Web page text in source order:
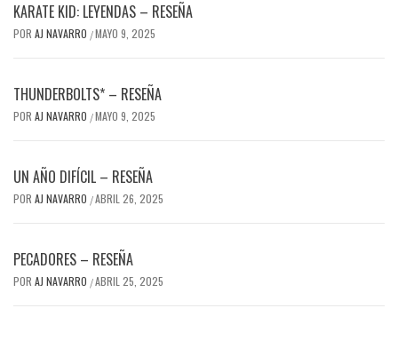
KARATE KID: LEYENDAS – RESEÑA
POR AJ NAVARRO /MAYO 9, 2025
THUNDERBOLTS* – RESEÑA
POR AJ NAVARRO /MAYO 9, 2025
UN AÑO DIFÍCIL – RESEÑA
POR AJ NAVARRO /ABRIL 26, 2025
PECADORES – RESEÑA
POR AJ NAVARRO /ABRIL 25, 2025